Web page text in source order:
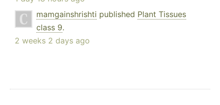
mamgainshrishti published Plant Tissues
class 9.
2 weeks 2 days ago